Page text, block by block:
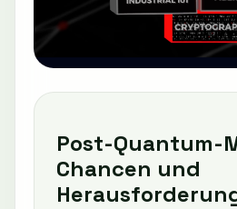
Post-Quantum-
Chancen und